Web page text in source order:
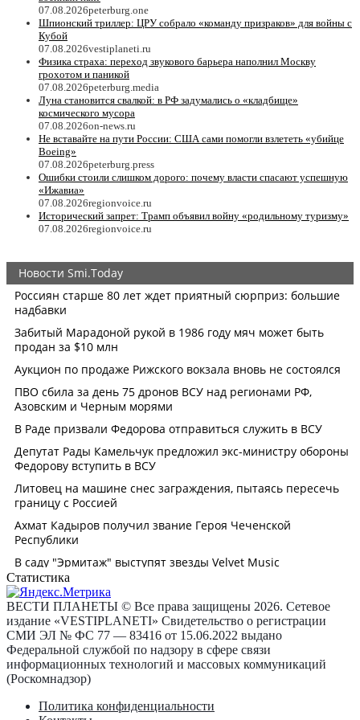
07.08.2026peterburg.one
Шпионский триллер: ЦРУ собрало «команду призраков» для войны с
Кубой
07.08.2026vestiplaneti.ru
Физика страха: переход звукового барьера наполнил Москву
грохотом и паникой
07.08.2026peterburg.media
Луна становится свалкой: в РФ задумались о «кладбище»
космического мусора
07.08.2026on-news.ru
Не вставайте на пути России: США сами помогли взлететь «убийце
Boeing»
07.08.2026peterburg.press
Ошибки стоили слишком дорого: почему власти спасают успешную
«Ижавиа»
07.08.2026regionvoice.ru
Исторический запрет: Трамп объявил войну «родильному туризму»
07.08.2026regionvoice.ru
Статистика
ВЕСТИ ПЛАНЕТЫ © Все права защищены 2026. Сетевое
издание «VESTIPLANETI» Свидетельство о регистрации
СМИ ЭЛ № ФС 77 — 83416 от 15.06.2022 выдано
Федеральной службой по надзору в сфере связи
информационных технологий и массовых коммуникаций
(Роскомнадзор)
Политика конфиденциальности